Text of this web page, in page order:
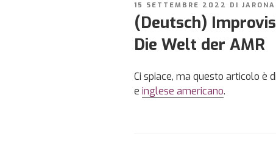
PUBBLICATO
IL
15 SETTEMBRE 2022 DI
(Deutsch)
Die Welt der AMR
Ci spiace, ma questo articolo è
e inglese americano.